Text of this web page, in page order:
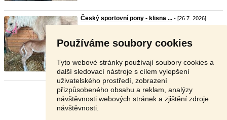
Používáme soubory cookies
Tyto webové stránky používají soubory cookies a
další sledovací nástroje s cílem vylepšení
uživatelského prostředí, zobrazení
přizpůsobeného obsahu a reklam, analýzy
návštěvnosti webových stránek a zjištění zdroje
návštěvnosti.
Český sportovní pony - klisna ... - [26.7. 2026]
V textu
Stránka: 1 2 3 Další